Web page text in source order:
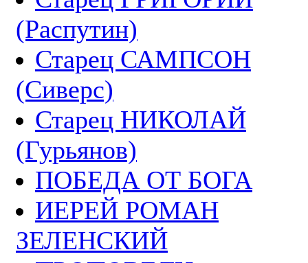
(Распутин)
Старец САМПСОН
(Сиверс)
Старец НИКОЛАЙ
(Гурьянов)
ПОБЕДА ОТ БОГА
ИЕРЕЙ РОМАН
ЗЕЛЕНСКИЙ